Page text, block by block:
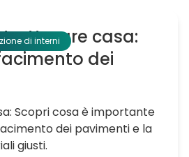
di interni
casa:
dei
Scopri cosa è importante
dei pavimenti e la
giusti.